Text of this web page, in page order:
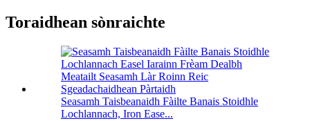
Toraidhean sònraichte
Seasamh Taisbeanaidh Fàilte Banais Stoidhle
Lochlannach, Iron Ease...